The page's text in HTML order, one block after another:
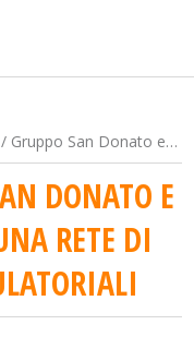
/ Gruppo San Donato e Generali lanciano una rete di strutture poliambulatoriali
DONATO E
RETE DI